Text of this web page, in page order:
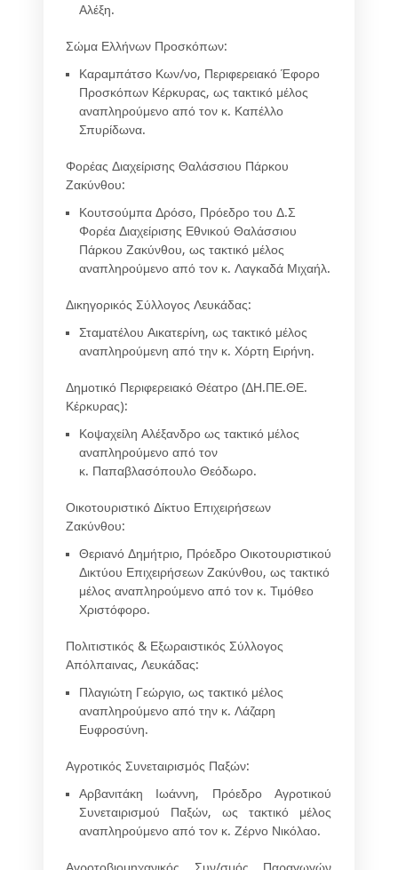
Αλέξη.
Σώμα Ελλήνων Προσκόπων:
Καραμπάτσο Κων/νο, Περιφερειακό Έφορο
Προσκόπων Κέρκυρας, ως τακτικό μέλος
αναπληρούμενο από τον κ. Καπέλλο
Σπυρίδωνα.
Φορέας Διαχείρισης Θαλάσσιου Πάρκου
Ζακύνθου:
Κουτσούμπα Δρόσο, Πρόεδρο του Δ.Σ
Φορέα Διαχείρισης Εθνικού Θαλάσσιου
Πάρκου Ζακύνθου, ως τακτικό μέλος
αναπληρούμενο από τον κ. Λαγκαδά Μιχαήλ.
Δικηγορικός Σύλλογος Λευκάδας:
Σταματέλου Αικατερίνη, ως τακτικό μέλος
αναπληρούμενη από την κ. Χόρτη Ειρήνη.
Δημοτικό Περιφερειακό Θέατρο (ΔΗ.ΠΕ.ΘΕ.
Κέρκυρας):
Κοψαχείλη Αλέξανδρο ως τακτικό μέλος
αναπληρούμενο από τον
κ. Παπαβλασόπουλο Θεόδωρο.
Οικοτουριστικό Δίκτυο Επιχειρήσεων
Ζακύνθου:
Θεριανό Δημήτριο, Πρόεδρο Οικοτουριστικού
Δικτύου Επιχειρήσεων Ζακύνθου, ως τακτικό
μέλος αναπληρούμενο από τον κ. Τιμόθεο
Χριστόφορο.
Πολιτιστικός & Εξωραιστικός Σύλλογος
Απόλπαινας, Λευκάδας:
Πλαγιώτη Γεώργιο, ως τακτικό μέλος
αναπληρούμενο από την κ. Λάζαρη
Ευφροσύνη.
Αγροτικός Συνεταιρισμός Παξών:
Αρβανιτάκη Ιωάννη, Πρόεδρο Αγροτικού
Συνεταιρισμού Παξών, ως τακτικό μέλος
αναπληρούμενο από τον κ. Ζέρνο Νικόλαο.